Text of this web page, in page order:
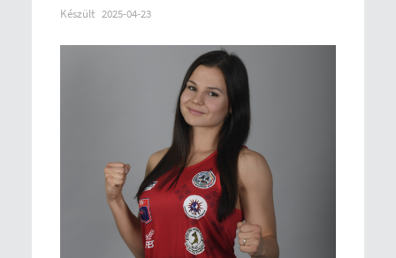
Készült 2025-04-23